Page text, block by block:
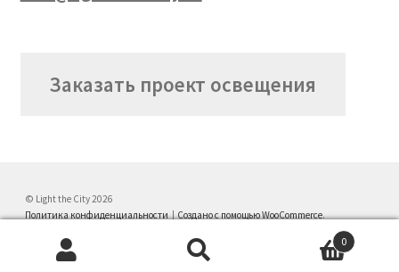
Заказать проект освещения
© Light the City 2026
Политика конфиденциальности
Создано с помощью WooCommerce.
0